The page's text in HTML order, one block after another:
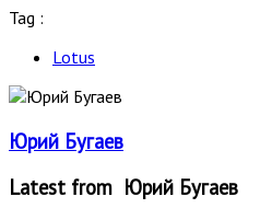
Tag :
Lotus
Юрий Бугаев
Latest from Юрий Бугаев